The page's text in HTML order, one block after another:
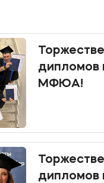
дипломов
МФЮА!
дипломов